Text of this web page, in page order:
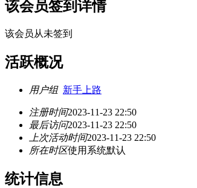
该会员签到详情
该会员从未签到
活跃概况
用户组 新手上路
注册时间2023-11-23 22:50
最后访问2023-11-23 22:50
上次活动时间2023-11-23 22:50
所在时区使用系统默认
统计信息